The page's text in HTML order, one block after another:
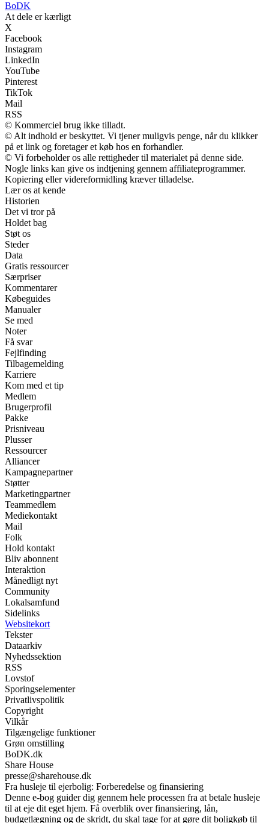
BoDK
At dele er kærligt
X
Facebook
Instagram
LinkedIn
YouTube
Pinterest
TikTok
Mail
RSS
© Kommerciel brug ikke tilladt.
© Alt indhold er beskyttet. Vi tjener muligvis penge, når du klikker
på et link og foretager et køb hos en forhandler.
© Vi forbeholder os alle rettigheder til materialet på denne side.
Nogle links kan give os indtjening gennem affiliateprogrammer.
Kopiering eller videreformidling kræver tilladelse.
Lær os at kende
Historien
Det vi tror på
Holdet bag
Støt os
Steder
Data
Gratis ressourcer
Særpriser
Kommentarer
Købeguides
Manualer
Se med
Noter
Få svar
Fejlfinding
Tilbagemelding
Karriere
Kom med et tip
Medlem
Brugerprofil
Pakke
Prisniveau
Plusser
Ressourcer
Alliancer
Kampagnepartner
Støtter
Marketingpartner
Teammedlem
Mediekontakt
Mail
Folk
Hold kontakt
Bliv abonnent
Interaktion
Månedligt nyt
Community
Lokalsamfund
Sidelinks
Websitekort
Tekster
Dataarkiv
Nyhedssektion
RSS
Lovstof
Sporingselementer
Privatlivspolitik
Copyright
Vilkår
Tilgængelige funktioner
Grøn omstilling
BoDK.dk
Share House
presse@sharehouse.dk
Fra husleje til ejerbolig: Forberedelse og finansiering
Denne e-bog guider dig gennem hele processen fra at betale husleje
til at eje dit eget hjem. Få overblik over finansiering, lån,
budgetlægning og de skridt, du skal tage for at gøre dit boligkøb til